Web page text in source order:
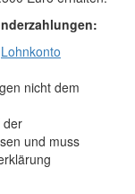
Lohnkonto
nicht dem
der
und muss